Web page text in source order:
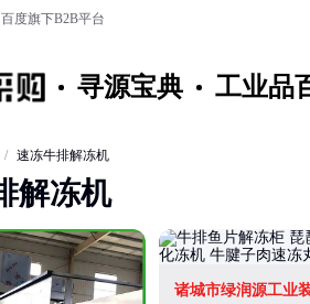
度旗下B2B平台
寻源宝典 工业品
/ 速冻牛排解冻机
解冻机
诸城市绿润源工业